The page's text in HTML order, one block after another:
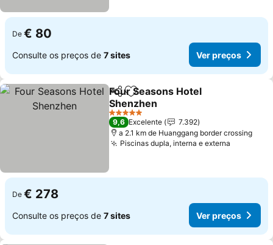
De € 80
Consulte os preços de 7 sites Ver preços
PartilharAdicionar aos favoritos
Four Seasons Hotel
Shenzhen
5 Estrelas
9,6 Excelente
7.392
a 2.1 km de Huanggang border crossing
Piscinas dupla, interna e externa
De € 278
Consulte os preços de 7 sites Ver preços